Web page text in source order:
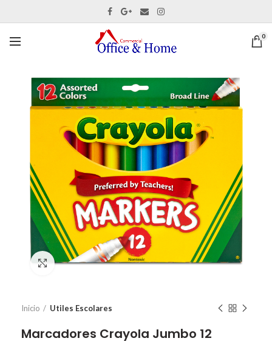
0
Ver tamaño completo
Inicio Utiles Escolares
Marcadores Crayola Jumbo 12